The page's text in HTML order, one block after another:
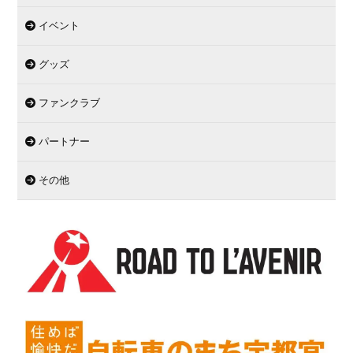
イベント
グッズ
ファンクラブ
パートナー
その他